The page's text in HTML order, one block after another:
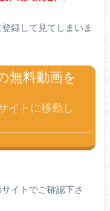
登録して見てしまいま
無料動画を
イトに移動し
イトでご確認下さ